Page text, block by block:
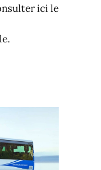
ici le